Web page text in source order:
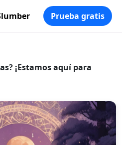
Prueba gratis
¡Estamos aquí para